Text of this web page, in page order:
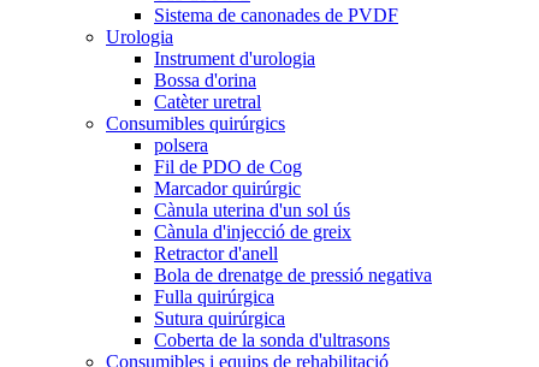
Sistema de canonades de PVDF
Urologia
Instrument d'urologia
Bossa d'orina
Catèter uretral
Consumibles quirúrgics
polsera
Fil de PDO de Cog
Marcador quirúrgic
Cànula uterina d'un sol ús
Cànula d'injecció de greix
Retractor d'anell
Bola de drenatge de pressió negativa
Fulla quirúrgica
Sutura quirúrgica
Coberta de la sonda d'ultrasons
Consumibles i equips de rehabilitació